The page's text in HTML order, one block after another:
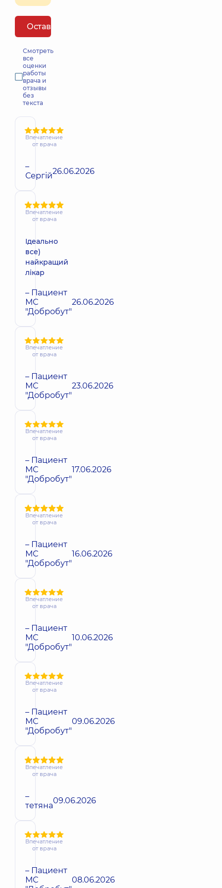
Оставить отзыв
Смотреть
все
оценки
работы
врача и
отзывы
без
текста
Впечатление
от врача
–
Сергій26.06.2026
Впечатление
от врача
Ідеально
все)
найкращий
лікар
– Пациент
МС
"Добробут"
26.06.2026
Впечатление
от врача
– Пациент
МС
"Добробут"
23.06.2026
Впечатление
от врача
– Пациент
МС
"Добробут"
17.06.2026
Впечатление
от врача
– Пациент
МС
"Добробут"
16.06.2026
Впечатление
от врача
– Пациент
МС
"Добробут"
10.06.2026
Впечатление
от врача
– Пациент
МС
"Добробут"
09.06.2026
Впечатление
от врача
–
тетяна09.06.2026
Впечатление
от врача
– Пациент
МС
08.06.2026